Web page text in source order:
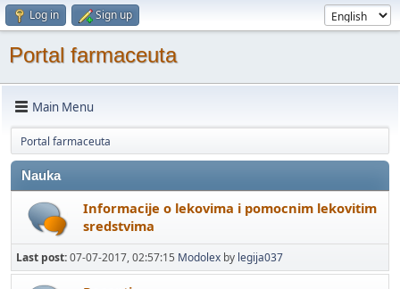
Log in Sign up
Portal farmaceuta
Main Menu
Portal farmaceuta
Nauka
Informacije o lekovima i pomocnim lekovitim
sredstvima
Last post:07-07-2017, 02:57:15 Modolex by legija037